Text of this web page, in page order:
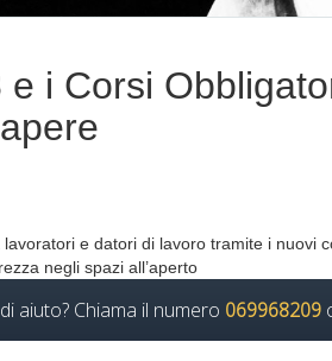
e i Corsi
e datori di lavoro tramite i nuovi
negli spazi all’aperto
aiuto? Chiama il numero 069968209